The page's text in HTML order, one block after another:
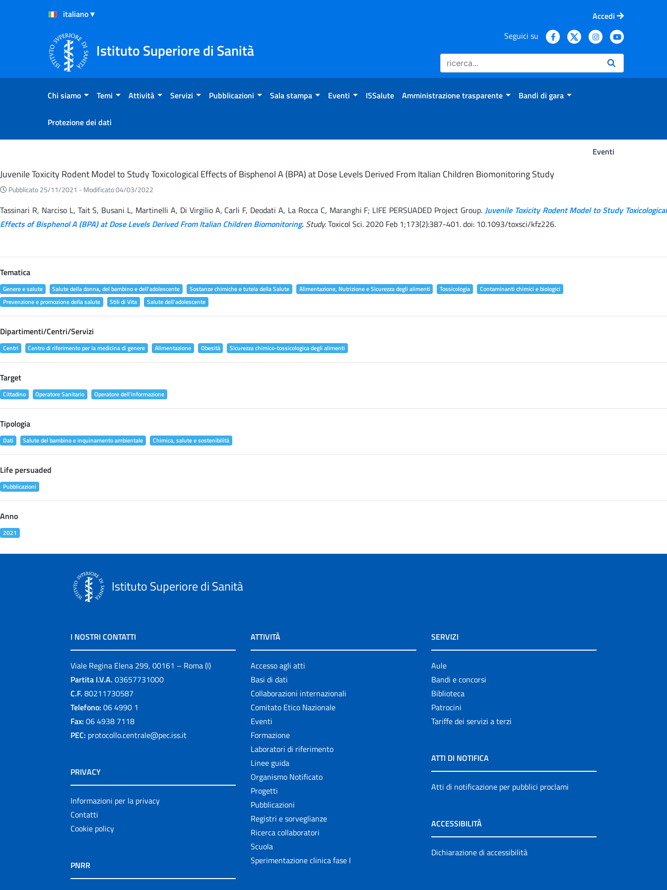
Salta al Contenuto
Salta al Footer
Accedi
Istituto Superiore di Sanità
Seguici su
Chi siamo Temi Attività Servizi Pubblicazioni Sala stampa Eventi ISSalute Amministrazione trasparente Bandi di gara
Protezione dei dati
Eventi
Eventi
Juvenile Toxicity Rodent Model to Study Toxicological Effects of Bisphenol A (BPA) at Dose Levels Derived From Italian Children Biomonitoring Study
Pubblicato 25/11/2021 - Modificato 04/03/2022
Tassinari R, Narciso L, Tait S, Busani L, Martinelli A, Di Virgilio A, Carli F, Deodati A, La Rocca C, Maranghi F; LIFE PERSUADED Project Group. Juvenile Toxicity Rodent Model to Study Toxicological
Effects of Bisphenol A (BPA) at Dose Levels Derived From Italian Children Biomonitoring. Study.Toxicol Sci. 2020 Feb 1;173(2):387-401. doi: 10.1093/toxsci/kfz226.
Tematica
Genere e salute Salute della donna, del bambino e dell'adolescente Sostanze chimiche e tutela della Salute Alimentazione, Nutrizione e Sicurezza degli alimenti Tossicologia
Contaminanti chimici e biologici
Prevenzione e promozione della salute
Stili di Vita Salute dell'adolescente
Dipartimenti/Centri/Servizi
Centri Centro di riferimento per la medicina di genere Alimentazione Obesità Sicurezza chimico-tossicologica degli alimenti
Target
Cittadino Operatore Sanitario Operatore dell'informazione
Tipologia
Dati Salute del bambino e inquinamento ambientale Chimica, salute e sostenibilità
Life persuaded
Pubblicazioni
Anno
2021
Istituto Superiore di Sanità
I NOSTRI CONTATTI
Viale Regina Elena 299, 00161 – Roma (I)
Partita I.V.A. 03657731000
C.F. 80211730587
Telefono: 06 4990 1
Fax: 06 4938 7118
PEC: protocollo.centrale@pec.iss.it
PRIVACY
Informazioni per la privacy
Contatti
Cookie policy
PNRR
ATTIVITÀ
Accesso agli atti
Basi di dati
Collaborazioni internazionali
Comitato Etico Nazionale
Eventi
Formazione
Laboratori di riferimento
Linee guida
Organismo Notificato
Progetti
Pubblicazioni
Registri e sorveglianze
Ricerca collaboratori
Scuola
Sperimentazione clinica fase I
SERVIZI
Aule
Bandi e concorsi
Biblioteca
Patrocini
Tariffe dei servizi a terzi
ATTI DI NOTIFICA
Atti di notificazione per pubblici proclami
ACCESSIBILITÀ
Dichiarazione di accessibilità